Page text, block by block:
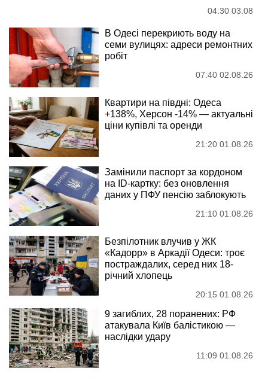
04:30 03.08
В Одесі перекриють воду на
семи вулицях: адреси ремонтних
робіт
07:40 02.08.26
Квартири на півдні: Одеса
+138%, Херсон -14% — актуальні
ціни купівлі та оренди
21:20 01.08.26
Замінили паспорт за кордоном
на ID-картку: без оновлення
даних у ПФУ пенсію заблокують
21:10 01.08.26
Безпілотник влучив у ЖК
«Кадорр» в Аркадії Одеси: троє
постраждалих, серед них 18-
річний хлопець
20:15 01.08.26
9 загиблих, 28 поранених: РФ
атакувала Київ балістикою —
наслідки удару
11:09 01.08.26